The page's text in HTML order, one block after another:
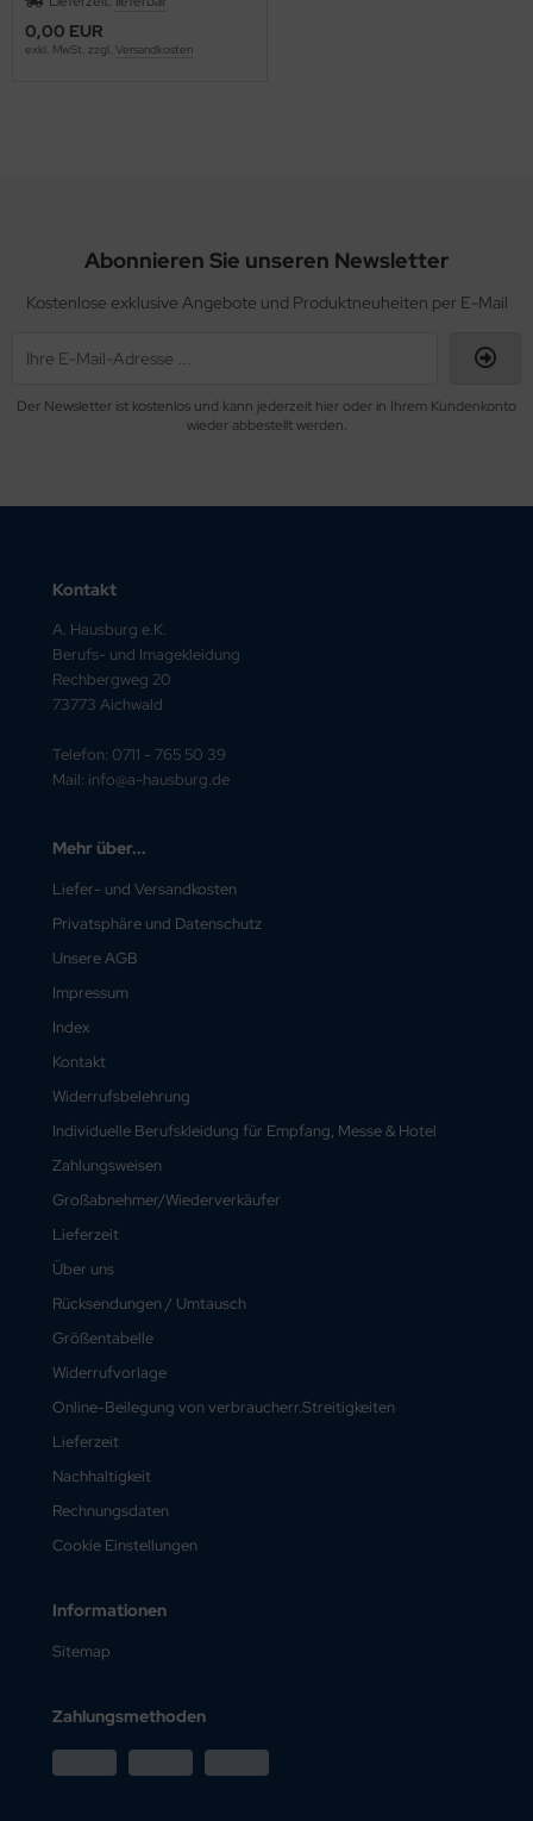
0,00 EUR
exkl. MwSt. zzgl. Versandkosten
Abonnieren Sie unseren Newsletter
Kostenlose exklusive Angebote und Produktneuheiten per E-Mail
Der Newsletter ist kostenlos und kann jederzeit hier oder in Ihrem Kundenkonto
wieder abbestellt werden.
Kontakt
A. Hausburg e.K.
Berufs- und Imagekleidung
Rechbergweg 20
73773 Aichwald
Telefon: 0711 - 765 50 39
Mail: info@a-hausburg.de
Mehr über...
Liefer- und Versandkosten
Privatsphäre und Datenschutz
Unsere AGB
Impressum
Index
Kontakt
Widerrufsbelehrung
Individuelle Berufskleidung für Empfang, Messe & Hotel
Zahlungsweisen
Großabnehmer/Wiederverkäufer
Lieferzeit
Über uns
Rücksendungen / Umtausch
Größentabelle
Widerrufvorlage
Online-Beilegung von verbraucherr.Streitigkeiten
Lieferzeit
Nachhaltigkeit
Rechnungsdaten
Cookie Einstellungen
Informationen
Sitemap
Zahlungsmethoden